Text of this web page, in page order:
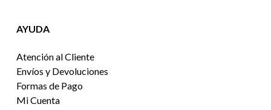
AYUDA
Atención al Cliente
Envíos y Devoluciones
Formas de Pago
Mi Cuenta